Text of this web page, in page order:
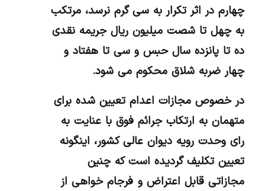
چهارم در اثر تکرار به سی گرم نرسد، مرتکب
به چهل تا شصت میلیون ریال جریمه نقدی
ده تا پانزده سال حبس و سی تا هفتاد و
چهار ضربه شلاق محکوم می شود.
در خصوص مجازات اعدام تعیین شده برای
متهمان به ارتکاب جرائم فوق با عنایت به
رای وحدت رویه دیوان عالی کشور، اینگونه
تعیین تکلیف گردیده است که چنین
مجازاتی قابل اعتراض و فرجام خواهی از